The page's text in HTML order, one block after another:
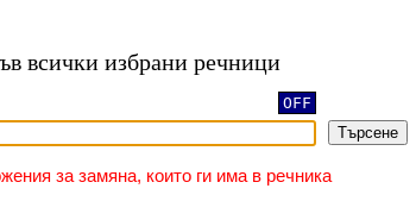
всички избрани речници
OFF
Търсене
за замяна, които ги има в речника